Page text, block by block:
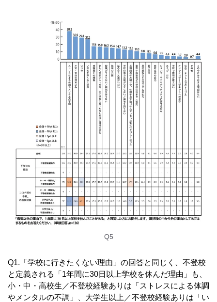
Q5
Q1.「学校に行きたくない理由」の回答と同じく、不登校
と定義される「1年間に30日以上学校を休んだ理由」も、
小・中・高校生／不登校経験ありは「ストレスによる体調
やメンタルの不調」、大学生以上／不登校経験ありは「い